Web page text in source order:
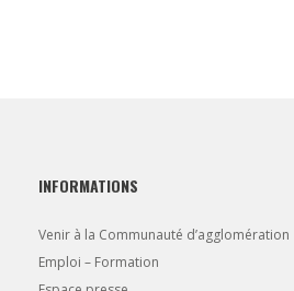
INFORMATIONS
Venir à la Communauté d’agglomération
Emploi – Formation